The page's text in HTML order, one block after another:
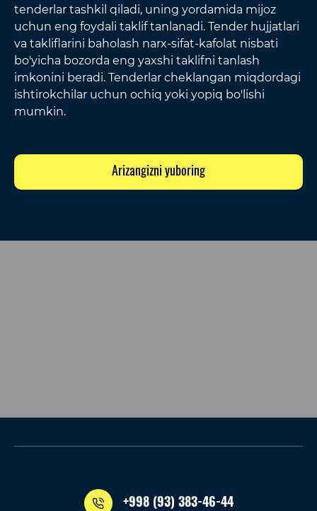
tenderlar tashkil qiladi, uning yordamida mijoz
uchun eng foydali taklif tanlanadi. Tender hujjatlari
va takliflarini baholash narx-sifat-kafolat nisbati
bo'yicha bozorda eng yaxshi taklifni tanlash
imkonini beradi. Tenderlar cheklangan miqdordagi
ishtirokchilar uchun ochiq yoki yopiq bo'lishi
mumkin.
Arizangizni yuboring
+998 (93) 383-46-44